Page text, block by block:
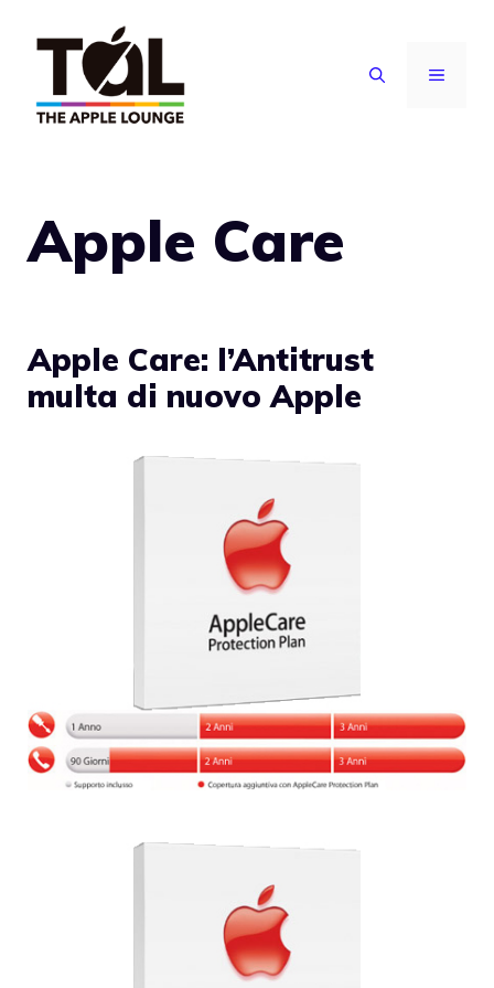
contenuto
MENU
Apple Care
Apple Care: l’Antitrust
multa di nuovo Apple